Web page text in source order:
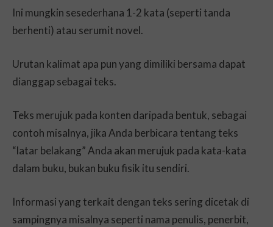
Ini mungkin sesederhana 1-2 kata (seperti tanda
berhenti) atau serumit novel.
Urutan kalimat apa pun yang dimiliki bersama dapat
dianggap sebagai teks.
Teks merujuk pada konten daripada bentuk, sebagai
contoh misalnya, jika Anda berbicara tentang teks
“latar belakang” Anda akan merujuk pada kata-kata
dalam buku, bukan buku fisik itu sendiri.
Informasi yang terkait dengan teks sering dicetak di
sampingnya misalnya seperti nama penulis, penerbit,